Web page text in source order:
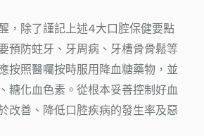
，除了謹記上述4大口腔保健要點
預防蛀牙、牙周病、牙槽骨骨鬆等
按照醫囑按時服用降血糖藥物，並
糖化血色素。從根本妥善控制好血
改善、降低口腔疾病的發生率及惡